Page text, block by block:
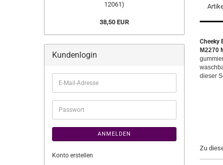
Cheeky
M2270
dieser
Zu
12061)
38,50 EUR
Kundenlogin
E-
Mail-
Adresse
Passwort
ANMELDEN
Konto erstellen